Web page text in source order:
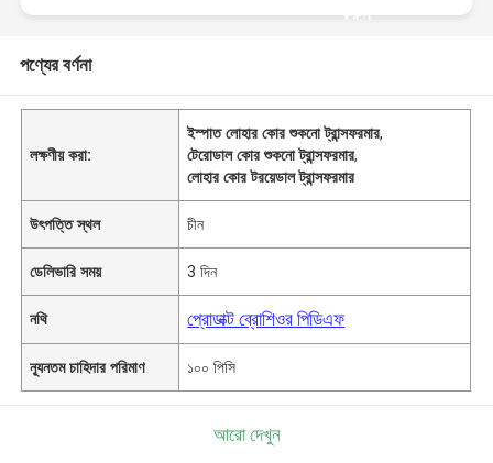
করুন
পণ্যের বর্ণনা
লক্ষণীয় করা:
ইস্পাত লোহার কোর শুকনো ট্রান্সফরমার,
টেরোডাল কোর শুকনো ট্রান্সফরমার,
লোহার কোর টরয়েডাল ট্রান্সফরমার
উৎপত্তি স্থল চীন
ডেলিভারি সময় 3 দিন
নথি প্রোডাক্ট ব্রোশিওর পিডিএফ
ন্যূনতম চাহিদার পরিমাণ ১০০ পিসি
আরো দেখুন